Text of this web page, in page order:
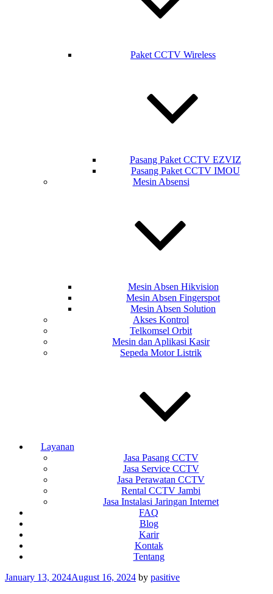
Paket CCTV Wireless
Pasang Paket CCTV EZVIZ
Pasang Paket CCTV IMOU
Mesin Absensi
Mesin Absen Hikvision
Mesin Absen Fingerspot
Mesin Absen Solution
Akses Kontrol
Telkomsel Orbit
Mesin dan Aplikasi Kasir
Sepeda Motor Listrik
Layanan
Jasa Pasang CCTV
Jasa Service CCTV
Jasa Perawatan CCTV
Rental CCTV Jambi
Jasa Instalasi Jaringan Internet
FAQ
Blog
Karir
Kontak
Tentang
Posted
January 13, 2024August 16, 2024 by pasitive